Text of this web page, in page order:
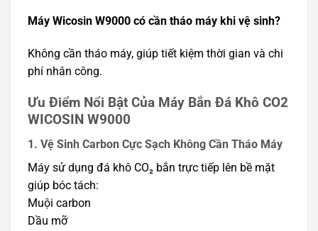
Máy Wicosin W9000 có cần tháo máy khi vệ sinh?
Không cần tháo máy, giúp tiết kiệm thời gian và chi
phí nhân công.
Ưu Điểm Nổi Bật Của Máy Bắn Đá Khô CO2
WICOSIN W9000
1. Vệ Sinh Carbon Cực Sạch Không Cần Tháo Máy
Máy sử dụng đá khô CO₂ bắn trực tiếp lên bề mặt
giúp bóc tách:
Muội carbon
Dầu mỡ